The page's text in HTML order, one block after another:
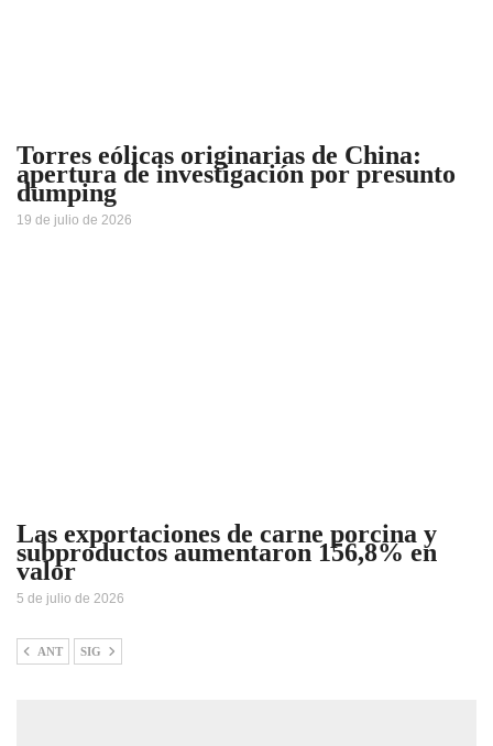
Torres eólicas originarias de China:
apertura de investigación por presunto
dumping
19 de julio de 2026
Las exportaciones de carne porcina y
subproductos aumentaron 156,8% en
valor
5 de julio de 2026
ANT SIG